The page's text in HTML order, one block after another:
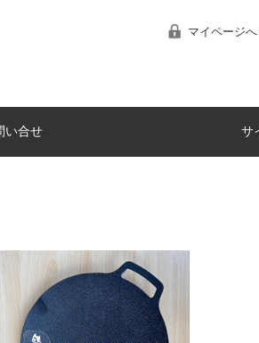
マイページ
い合せ サ